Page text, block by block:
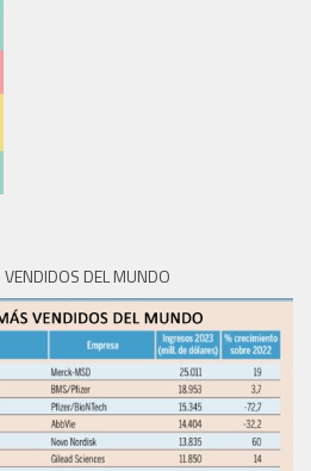
DEL MUNDO